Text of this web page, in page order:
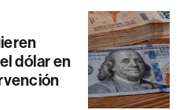
dólar en